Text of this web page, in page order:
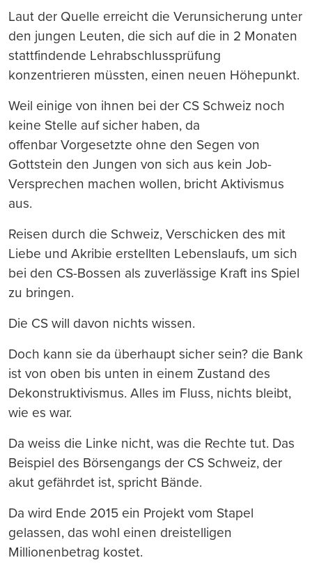
Laut der Quelle erreicht die Verunsicherung unter
den jungen Leuten, die sich auf die in 2 Monaten
stattfindende Lehrabschlussprüfung
konzentrieren müssten, einen neuen Höhepunkt.
Weil einige von ihnen bei der CS Schweiz noch
keine Stelle auf sicher haben, da
offenbar Vorgesetzte ohne den Segen von
Gottstein den Jungen von sich aus kein Job-
Versprechen machen wollen, bricht Aktivismus
aus.
Reisen durch die Schweiz, Verschicken des mit
Liebe und Akribie erstellten Lebenslaufs, um sich
bei den CS-Bossen als zuverlässige Kraft ins Spiel
zu bringen.
Die CS will davon nichts wissen.
Doch kann sie da überhaupt sicher sein? die Bank
ist von oben bis unten in einem Zustand des
Dekonstruktivismus. Alles im Fluss, nichts bleibt,
wie es war.
Da weiss die Linke nicht, was die Rechte tut. Das
Beispiel des Börsengangs der CS Schweiz, der
akut gefährdet ist, spricht Bände.
Da wird Ende 2015 ein Projekt vom Stapel
gelassen, das wohl einen dreistelligen
Millionenbetrag kostet.